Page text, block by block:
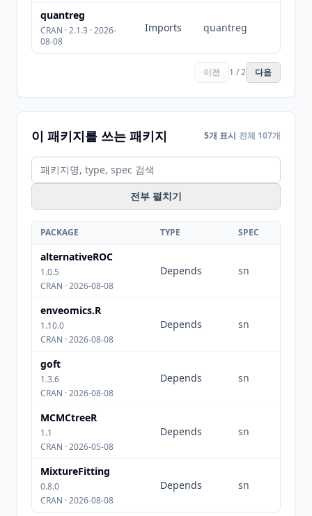
quantreg
CRAN · 2.1.3 · 2026-
08-08
Imports quantreg
이전 1 / 2 다음
이 패키지를 쓰는 패키지 5개 표시 전체 107개
전부 펼치기
PACKAGE TYPE SPEC
alternativeROC
1.0.5
CRAN · 2026-08-08
Depends sn
enveomics.R
1.10.0
CRAN · 2026-08-08
Depends sn
goft
1.3.6
CRAN · 2026-08-08
Depends sn
MCMCtreeR
1.1
CRAN · 2026-05-08
Depends sn
MixtureFitting
0.8.0
CRAN · 2026-08-08
Depends sn